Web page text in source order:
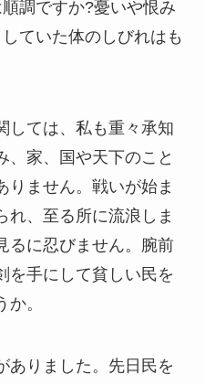
調ですか?憂いや恨み
ていた体のしびれはも
ては、私も重々承知
、家、国や天下のこと
りません。戦いが始ま
れ、至る所に流浪しま
るに忍びません。腕前
を手にして貧しい民を
。
りました。先日民を